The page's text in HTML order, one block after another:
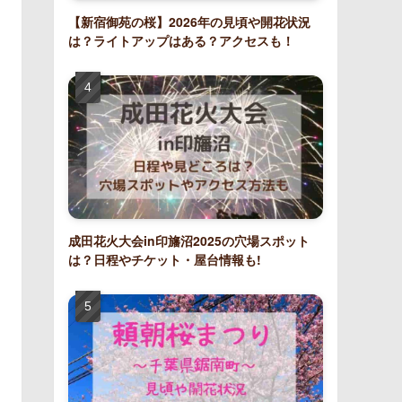
【新宿御苑の桜】2026年の見頃や開花状況
は？ライトアップはある？アクセスも！
成田花火大会in印旛沼2025の穴場スポット
は？日程やチケット・屋台情報も!